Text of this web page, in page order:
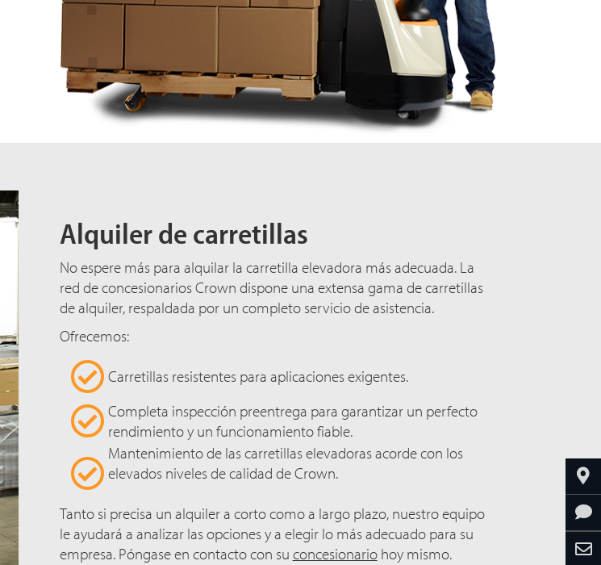
Alquiler de carretillas
No espere más para alquilar la carretilla elevadora más adecuada. La
red de concesionarios Crown dispone una extensa gama de carretillas
de alquiler, respaldada por un completo servicio de asistencia.
Ofrecemos:
Carretillas resistentes para aplicaciones exigentes.
Completa inspección preentrega para garantizar un perfecto
rendimiento y un funcionamiento fiable.
Mantenimiento de las carretillas elevadoras acorde con los
elevados niveles de calidad de Crown.
Tanto si precisa un alquiler a corto como a largo plazo, nuestro equipo
le ayudará a analizar las opciones y a elegir lo más adecuado para su
empresa. Póngase en contacto con su concesionariohoy mismo.